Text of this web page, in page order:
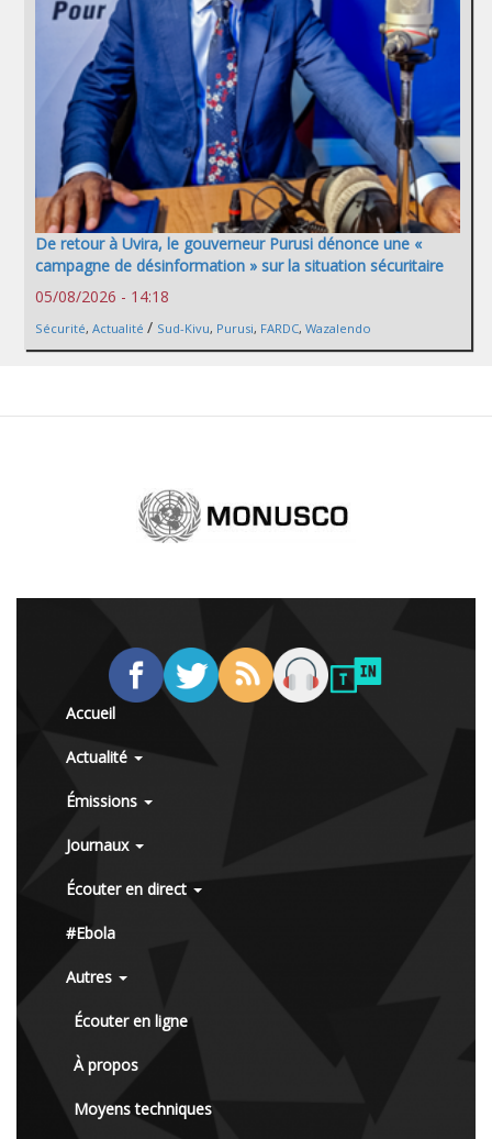
De retour à Uvira, le gouverneur Purusi dénonce une «
campagne de désinformation » sur la situation sécuritaire
05/08/2026 - 14:18
Sécurité, Actualité / Sud-Kivu, Purusi, FARDC, Wazalendo
Accueil
Actualité
Émissions
Journaux
Écouter en direct
#Ebola
Autres
Écouter en ligne
À propos
Moyens techniques